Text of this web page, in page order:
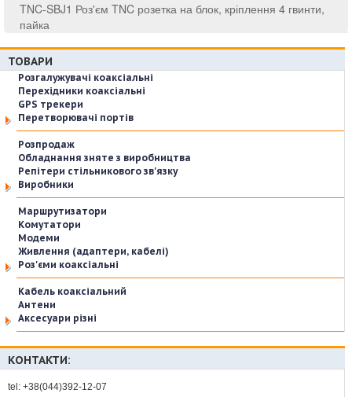
TNC-SBJ1 Роз'єм TNC розетка на блок, кріплення 4 гвинти,
пайка
ТОВАРИ
Розгалужувачі коаксіальні
Перехідники коаксіальні
GPS трекери
Перетворювачі портів
Розпродаж
Обладнання зняте з виробництва
Репітери стільникового зв'язку
Виробники
Маршрутизатори
Комутатори
Модеми
Живлення (адаптери, кабелі)
Роз'єми коаксіальні
Кабель коаксіальний
Антени
Аксесуари різні
КОНТАКТИ:
tel: +38(044)392-12-07